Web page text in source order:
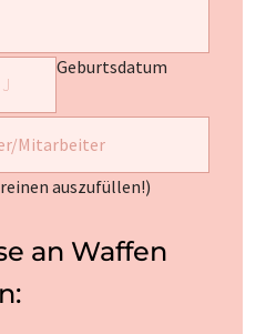
Geburtsdatum
auszufüllen!)
an Waffen